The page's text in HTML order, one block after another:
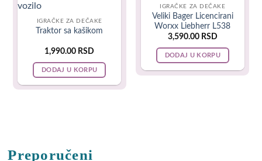
IGRAČKE ZA DEČAKE
Traktor sa kašikom
1,990.00 RSD
DODAJ U KORPU
IGRAČKE ZA DEČAKE
Veliki Bager Licencirani
Worxx Liebherr L538
3,590.00 RSD
DODAJ U KORPU
Preporučeni